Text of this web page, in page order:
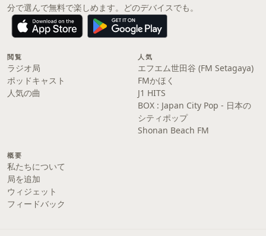
分で選んで無料で楽しめます。どのデバイスでも。
閲覧
ラジオ局
ポッドキャスト
人気の曲
人気
エフエム世田谷 (FM Setagaya)
FMかほく
J1 HITS
BOX : Japan City Pop - 日本の
シティポップ
Shonan Beach FM
概要
私たちについて
局を追加
ウィジェット
フィードバック